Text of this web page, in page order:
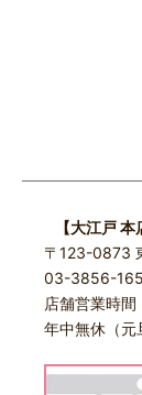
【大江戸 本
〒123-0873
03-3856-
店舗営業時
年中無休（元